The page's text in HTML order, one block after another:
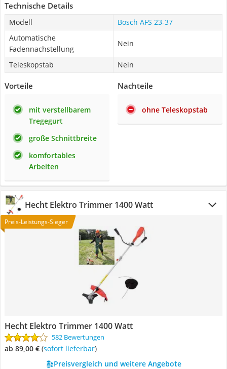
Technische Details
Modell
Bosch AFS 23-37
Automatische
Fadennachstellung
Nein
Teleskopstab Nein
Vorteile
mit verstellbarem
Tregegurt
große Schnittbreite
komfortables
Arbeiten
Nachteile
ohne Teleskopstab
Hecht Elektro Trimmer 1400 Watt
Preis-Leistungs-Sieger
Hecht Elektro Trimmer 1400 Watt
582 Bewertungen
ab 89,00 € ( Sofort lieferbar)
Preisvergleich und weitere Angebote